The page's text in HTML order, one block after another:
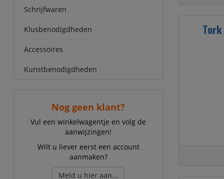
Schrijfwaren
Klusbenodigdheden
Accessoires
Kunstbenodigdheden
Nog geen klant?
Vul een winkelwagentje en volg de
aanwijzingen!
Wilt u liever eerst een account
aanmaken?
Meld u hier aan...